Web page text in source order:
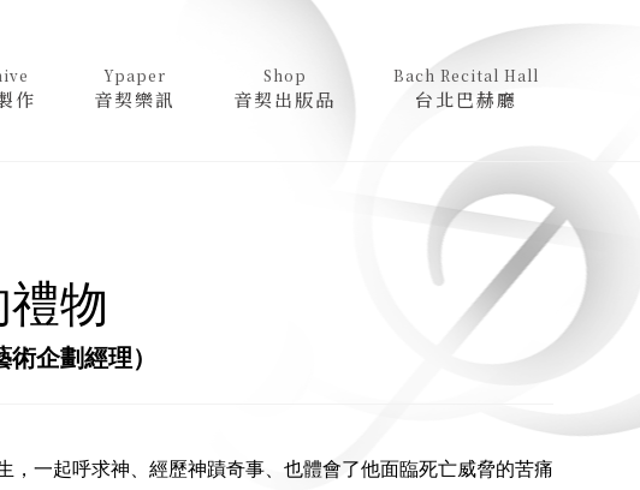
作
Ypaper
音契樂訊
Shop
音契出版品
Bach Recital Hall
台北巴赫廳
物
企劃經理）
一起呼求神、經歷神蹟奇事、也體會了他面臨死亡威脅的苦痛